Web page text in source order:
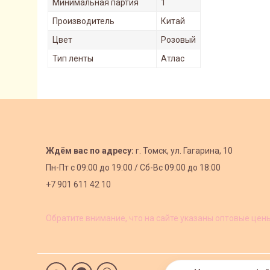
Минимальная партия
1
Производитель
Китай
Цвет
Розовый
Тип ленты
Атлас
Ждём вас по адресу: г. Томск, ул. Гагарина, 10
Пн-Пт с09:00 до 19:00 /Сб-Вс 09:00 до 18:00
+7 901 611 42 10
Обратите внимание, что на сайте указаны оптовые